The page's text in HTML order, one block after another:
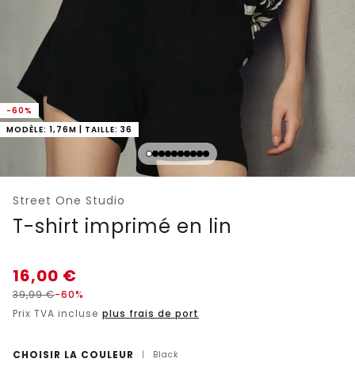
-60%
MODÈLE: 1,76M | TAILLE: 36
Street One Studio
T-shirt imprimé en lin
16,00 €
39,99€-60%
Prix TVA incluse plus frais de port
CHOISIR LA COULEUR | Black